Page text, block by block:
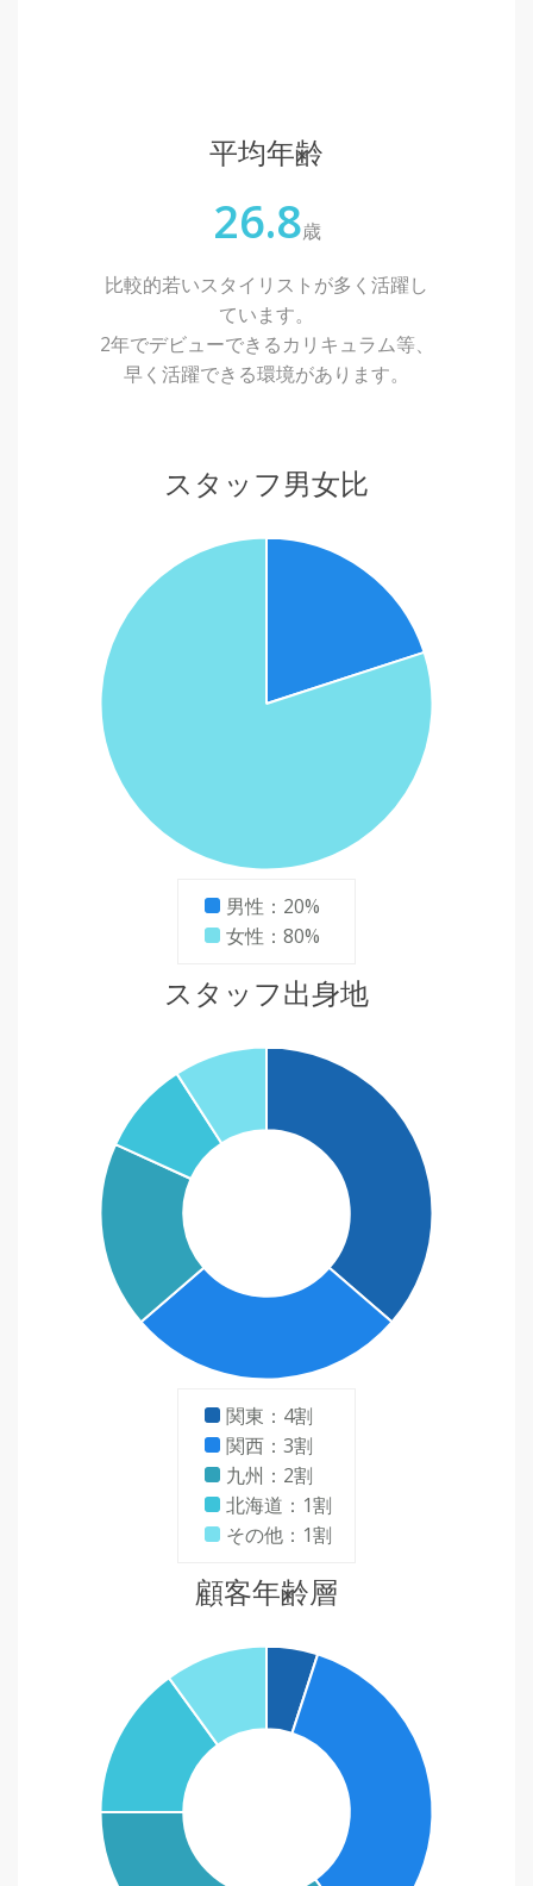
平均年齢
26.8歳
比較的若いスタイリストが多く活躍し
ています。
2年でデビューできるカリキュラム等、
早く活躍できる環境があります。
スタッフ男女比
男性：20%
女性：80%
スタッフ出身地
関東：4割
関西：3割
九州：2割
北海道：1割
その他：1割
顧客年齢層